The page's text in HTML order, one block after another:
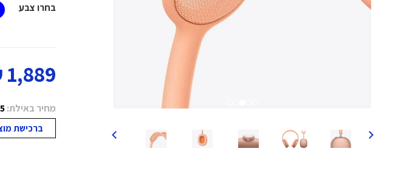
בחרו צבע
1,889 ₪
מחיר באילת:
ברכישת מוצר זה